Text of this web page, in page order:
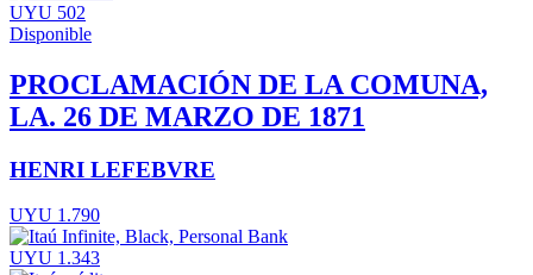
UYU 502
Disponible
PROCLAMACIÓN DE LA COMUNA,
LA. 26 DE MARZO DE 1871
HENRI LEFEBVRE
UYU 1.790
UYU 1.343